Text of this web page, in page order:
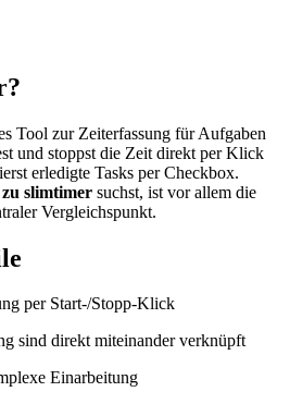
Tool zur Zeiterfassung für Aufgaben
und stoppst die Zeit direkt per Klick
erledigte Tasks per Checkbox.
slimtimer suchst, ist vor allem die
Vergleichspunkt.
per Start-/Stopp-Klick
sind direkt miteinander verknüpft
Einarbeitung